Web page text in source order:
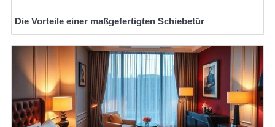
Die Vorteile einer maßgefertigten Schiebetür